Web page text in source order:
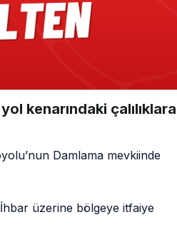
kenarındaki çalılıklara
Damlama mevkiinde
İhbar üzerine bölgeye itfaiye